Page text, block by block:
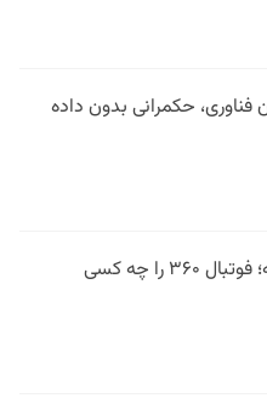
حکمرانی بدون داده
فیلتر در وقت اضافه؛ فوتبال ۳۶۰ را چه کسی